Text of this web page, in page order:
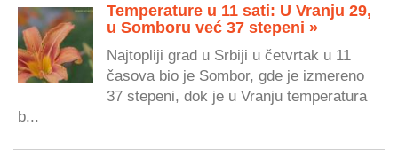
Temperature u 11 sati: U Vranju 29,
u Somboru već 37 stepeni »
Najtopliji grad u Srbiji u četvrtak u 11
časova bio je Sombor, gde je izmereno
37 stepeni, dok je u Vranju temperatura
b...